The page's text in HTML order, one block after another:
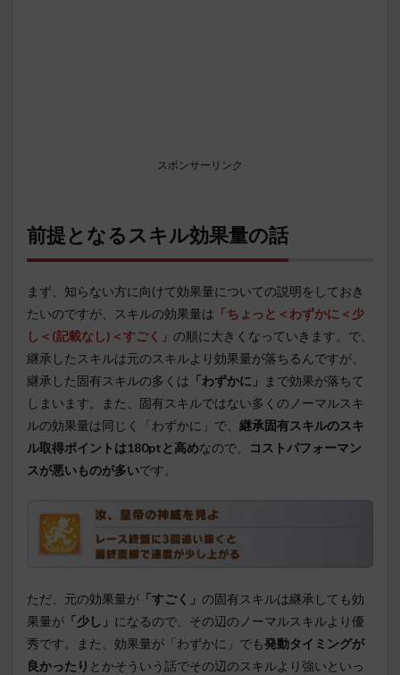
スポンサーリンク
前提となるスキル効果量の話
まず、知らない方に向けて効果量についての説明をしておき
たいのですが、スキルの効果量は 「ちょっと＜わずかに＜少
し＜(記載なし)＜すごく」 の順に大きくなっていきます。で、
継承したスキルは元のスキルより効果量が落ちるんですが、
継承した固有スキルの多くは 「わずかに」
まで効果が落ちて
しまいます。また、固有スキルではない多くのノーマルスキ
ルの効果量は同じく「わずかに」で、 継承固有スキルのスキ
ル取得ポイントは180ptと高めなので、
コストパフォーマン
スが悪いものが多いです。
ただ、元の効果量が 「すごく」 の固有スキルは継承しても効
果量が 「少し」 になるので、その辺のノーマルスキルより優
秀です。また、効果量が「わずかに」でも発動タイミングが
良かったり とかそういう話でその辺のスキルより強いといっ